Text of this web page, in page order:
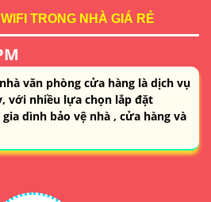
TRONG NHÀ GIÁ RẺ
văn phòng cửa hàng là dịch vụ
với nhiều lựa chọn lắp đặt
dình bảo vệ nhà , cửa hàng và